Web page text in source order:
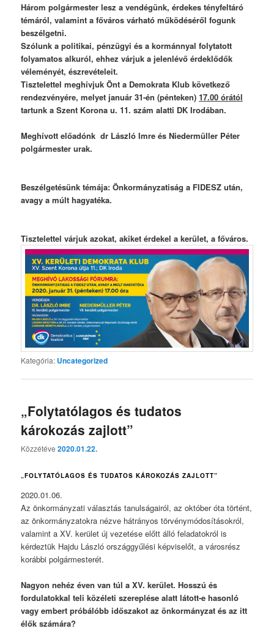
Három polgármester lesz a vendégünk, érdekes tényfeltáró
témáról, valamint a főváros várható működéséről fogunk
beszélgetni.
Szólunk a politikai, pénzügyi és a kormánnyal folytatott
folyamatos alkuról, ehhez várjuk a jelenlévő érdeklődők
véleményét, észrevételeit.
Tisztelettel meghívjuk Önt a Demokrata Klub következő
rendezvényére, melyet január 31-én (pénteken)17.00 órától
tartunk a Szent Korona u. 11. szám alatti DK Irodában.
Meghívott előadónk dr László Imre és Niedermüller Péter
polgármester urak.
Beszélgetésünk témája: Önkormányzatiság a FIDESZ után,
avagy a múlt hagyatéka.
Tisztelettel várjuk azokat, akiket érdekel a kerület, a főváros.
Kategória: Uncategorized
„Folytatólagos és tudatos
károkozás zajlott”
Közzétéve2020.01.22.
„FOLYTATÓLAGOS ÉS TUDATOS KÁROKOZÁS ZAJLOTT”
2020.01.06.
Az önkormányzati választás tanulságairól, az október óta történt,
az önkormányzatokra nézve hátrányos törvénymódosításokról,
valamint a XV. kerület új vezetése előtt álló feladatokról is
kérdeztük Hajdu László országgyűlési képviselőt, a városrész
korábbi polgármesterét.
Nagyon nehéz éven van túl a XV. kerület. Hosszú és
fordulatokkal teli közéleti szereplése alatt látott-e hasonló
vagy embert próbálóbb időszakot az önkormányzat és az itt
élők számára?